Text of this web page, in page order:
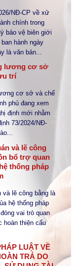
NĐ-CP về xử
chính trong
bảo vệ biên giới
hành ngày
là văn bản...
lương cơ sở
trí
cơ sở và chế
phủ đang xem
định mới nhằm
73/2024/NĐ-
và lẽ công
bổ trợ quan
thống pháp
và lẽ công bằng là
hệ thống pháp
vai trò quan
hoàn thiện cấu
LUẬT VỀ
TRẢ DO